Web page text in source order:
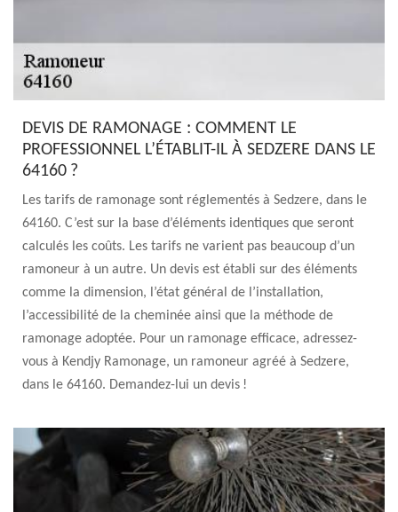
DEVIS DE RAMONAGE : COMMENT LE
PROFESSIONNEL L’ÉTABLIT-IL À SEDZERE DANS LE
64160 ?
Les tarifs de ramonage sont réglementés à Sedzere, dans le
64160. C’est sur la base d’éléments identiques que seront
calculés les coûts. Les tarifs ne varient pas beaucoup d’un
ramoneur à un autre. Un devis est établi sur des éléments
comme la dimension, l’état général de l’installation,
l’accessibilité de la cheminée ainsi que la méthode de
ramonage adoptée. Pour un ramonage efficace, adressez-
vous à Kendjy Ramonage, un ramoneur agréé à Sedzere,
dans le 64160. Demandez-lui un devis !